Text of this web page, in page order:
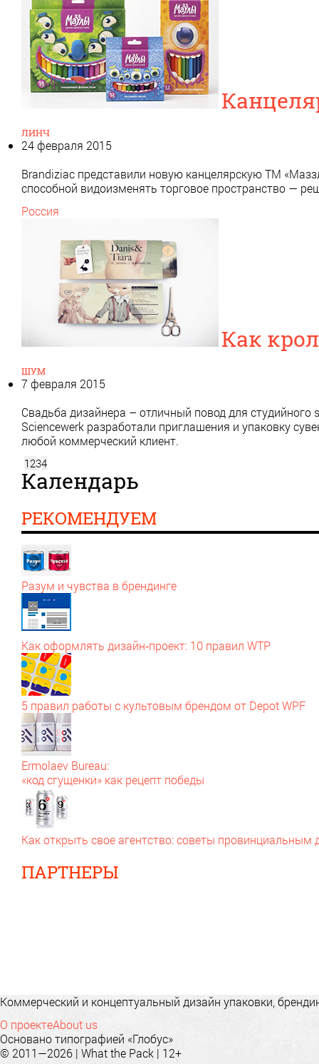
ЛИНЧ
24 февраля 2015
Brandiziac представили новую канцелярскую ТМ
способной видоизменять торговое пространство —
Россия
Как
ШУМ
7 февраля 2015
Свадьба дизайнера – отличный повод для
Sciencewerk разработали приглашения и упаковку
любой коммерческий клиент.
1234
Календарь
РЕКОМЕНДУЕМ
Разум и чувства в брендинге
Как оформлять дизайн‑проект: 10 правил WTP
5 правил работы с культовым брендом от Depot WPF
Ermolaev Bureau:
«код сгущенки» как рецепт победы
Как открыть свое агентство: советы провинциальным
ПАРТНЕРЫ
Коммерческий и концептуальный дизайн упаковки,
О проектеAbout us
Основано типографией «Глобус»
© 2011—2026 | What the Pack | 12+